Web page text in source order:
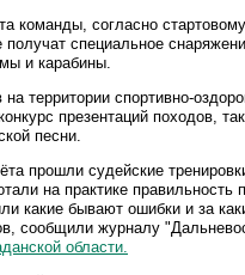
команды, согласно
получат специальное
и карабины.
территории спортивно-
презентаций походов,
песни.
прошли судейские
на практике правильность
какие бывают ошибки и за
сообщили журналу
области.